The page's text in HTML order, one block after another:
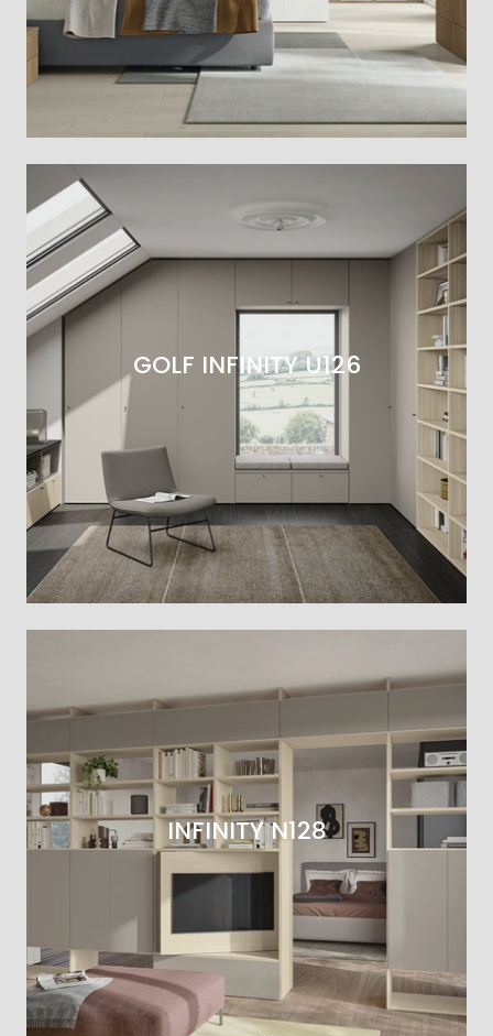
GOLF INFINITY U126
INFINITY N128